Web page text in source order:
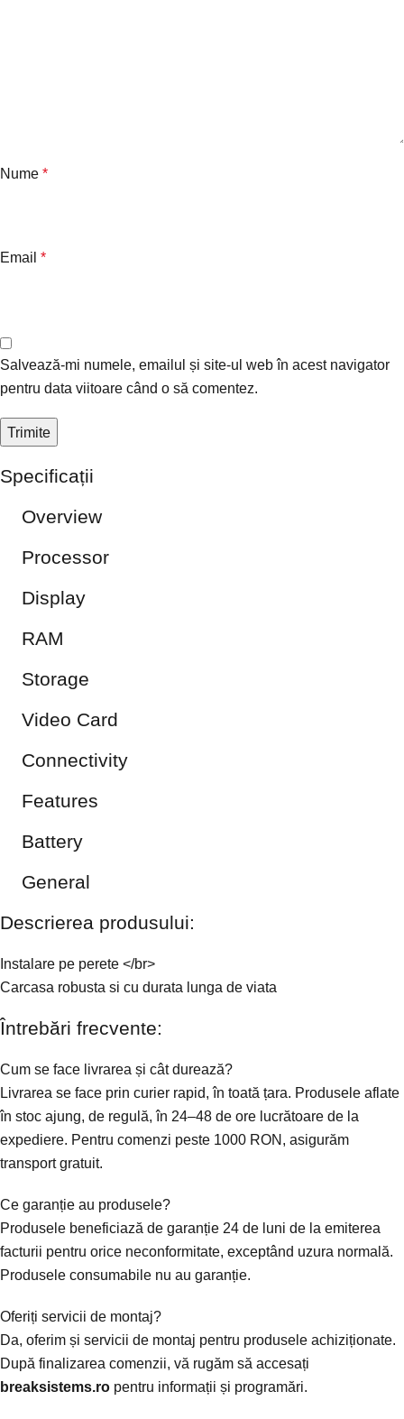
Nume *
Email *
Salvează-mi numele, emailul și site-ul web în acest navigator
pentru data viitoare când o să comentez.
Specificații
Overview
Processor
Display
RAM
Storage
Video Card
Connectivity
Features
Battery
General
Descrierea produsului:
Instalare pe perete </br>
Carcasa robusta si cu durata lunga de viata
Întrebări frecvente:
Cum se face livrarea și cât durează?
Livrarea se face prin curier rapid, în toată țara. Produsele aflate
în stoc ajung, de regulă, în 24–48 de ore lucrătoare de la
expediere. Pentru comenzi peste 1000 RON, asigurăm
transport gratuit.
Ce garanție au produsele?
Produsele beneficiază de garanție 24 de luni de la emiterea
facturii pentru orice neconformitate, exceptând uzura normală.
Produsele consumabile nu au garanție.
Oferiți servicii de montaj?
Da, oferim și servicii de montaj pentru produsele achiziționate.
După finalizarea comenzii, vă rugăm să accesați
breaksistems.ro pentru informații și programări.